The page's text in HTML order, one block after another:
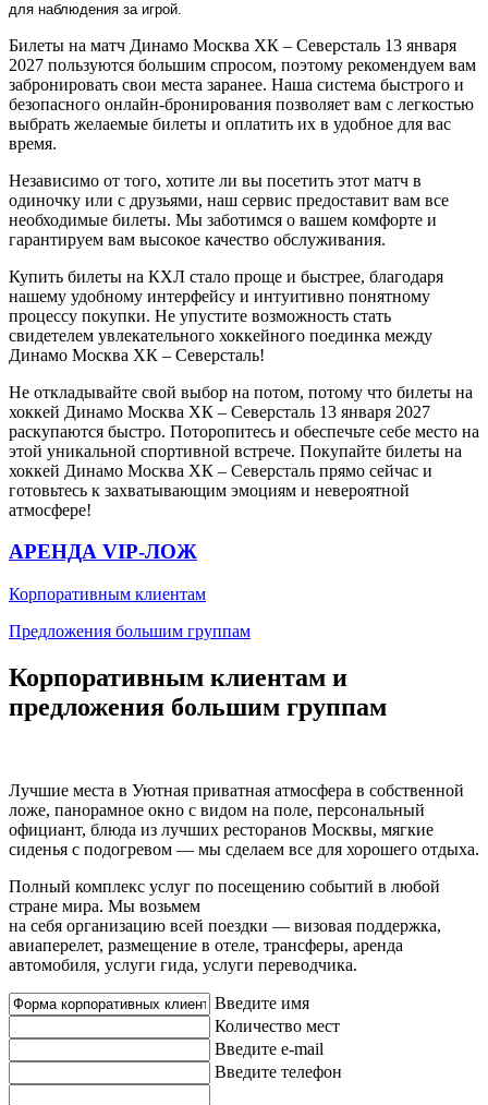
для наблюдения за игрой.
Билеты на матч Динамо Москва ХК – Северсталь 13 января
2027 пользуются большим спросом, поэтому рекомендуем вам
забронировать свои места заранее. Наша система быстрого и
безопасного онлайн-бронирования позволяет вам с легкостью
выбрать желаемые билеты и оплатить их в удобное для вас
время.
Независимо от того, хотите ли вы посетить этот матч в
одиночку или с друзьями, наш сервис предоставит вам все
необходимые билеты. Мы заботимся о вашем комфорте и
гарантируем вам высокое качество обслуживания.
Купить билеты на КХЛ стало проще и быстрее, благодаря
нашему удобному интерфейсу и интуитивно понятному
процессу покупки. Не упустите возможность стать
свидетелем увлекательного хоккейного поединка между
Динамо Москва ХК – Северсталь!
Не откладывайте свой выбор на потом, потому что билеты на
хоккей Динамо Москва ХК – Северсталь 13 января 2027
раскупаются быстро. Поторопитесь и обеспечьте себе место на
этой уникальной спортивной встрече. Покупайте билеты на
хоккей Динамо Москва ХК – Северсталь прямо сейчас и
готовьтесь к захватывающим эмоциям и невероятной
атмосфере!
АРЕНДА VIP-ЛОЖ
Корпоративным клиентам
Предложения большим группам
Корпоративным клиентам и
предложения большим группам
Лучшие места в Уютная приватная атмосфера в собственной
ложе, панорамное окно с видом на поле, персональный
официант, блюда из лучших ресторанов Москвы, мягкие
сиденья с подогревом — мы сделаем все для хорошего отдыха.
Полный комплекс услуг по посещению событий в любой
стране мира. Мы возьмем
на себя организацию всей поездки — визовая поддержка,
авиаперелет, размещение в отеле, трансферы, аренда
автомобиля, услуги гида, услуги переводчика.
Введите имя
Количество мест
Введите e-mail
Введите телефон